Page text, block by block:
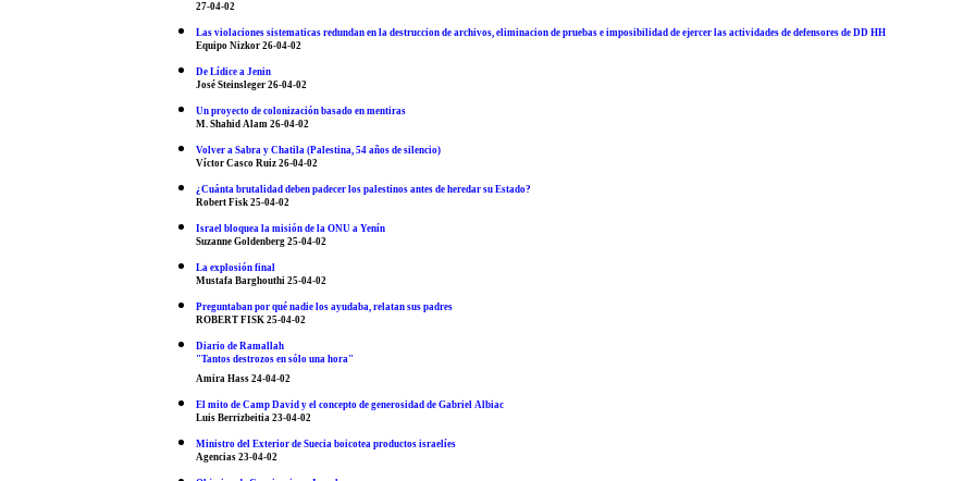
27-04-02
Las violaciones sistematicas redundan en la destruccion de archivos, eliminacion de pruebas e imposibilidad de ejercer las actividades de defensores de DD HH
Equipo Nizkor 26-04-02
De Lídice a Jenin
José Steinsleger 26-04-02
Un proyecto de colonización basado en mentiras
M. Shahid Alam 26-04-02
Volver a Sabra y Chatila (Palestina, 54 años de silencio)
Víctor Casco Ruiz 26-04-02
¿Cuánta brutalidad deben padecer los palestinos antes de heredar su Estado?
Robert Fisk 25-04-02
Israel bloquea la misión de la ONU a Yenín
Suzanne Goldenberg 25-04-02
La explosión final
Mustafa Barghouthi 25-04-02
Preguntaban por qué nadie los ayudaba, relatan sus padres
ROBERT FISK 25-04-02
Diario de Ramallah
"Tantos destrozos en sólo una hora"
Amira Hass 24-04-02
El mito de Camp David y el concepto de generosidad de Gabriel Albiac
Luis Berrizbeitia 23-04-02
Ministro del Exterior de Suecia boicotea productos israelíes
Agencias 23-04-02